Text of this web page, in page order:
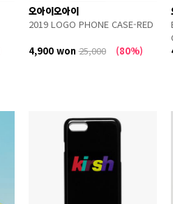
오아이오아이
2019 LOGO PHONE CASE-RED
4,900 won25,000 (80%)